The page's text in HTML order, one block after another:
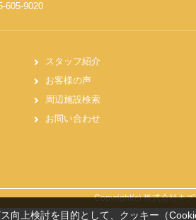
605-9020
スタッフ紹介
お客様の声
周辺施設検索
お問い合わせ
Copyright(c) 株式会社キ
向上検討を目的として、クッキー（